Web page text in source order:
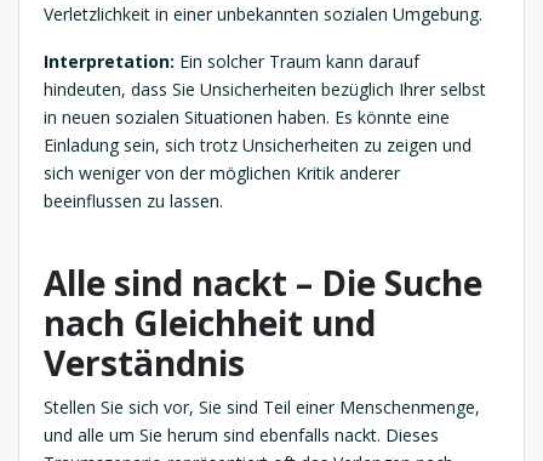
Verletzlichkeit in einer unbekannten sozialen Umgebung.
Interpretation: Ein solcher Traum kann darauf
hindeuten, dass Sie Unsicherheiten bezüglich Ihrer selbst
in neuen sozialen Situationen haben. Es könnte eine
Einladung sein, sich trotz Unsicherheiten zu zeigen und
sich weniger von der möglichen Kritik anderer
beeinflussen zu lassen.
Alle sind nackt – Die Suche
nach Gleichheit und
Verständnis
Stellen Sie sich vor, Sie sind Teil einer Menschenmenge,
und alle um Sie herum sind ebenfalls nackt. Dieses